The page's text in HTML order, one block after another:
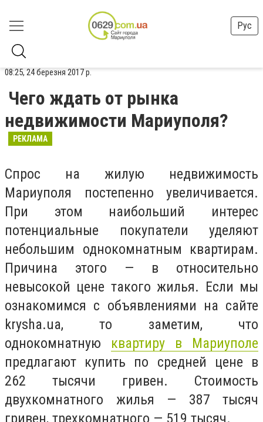
Рус
08:25, 24 березня 2017 р.
Чего ждать от рынка
недвижимости Мариуполя?
РЕКЛАМА
Спрос на жилую недвижимость
Мариуполя постепенно увеличивается.
При этом наибольший интерес
потенциальные покупатели уделяют
небольшим однокомнатным квартирам.
Причина этого — в относительно
невысокой цене такого жилья. Если мы
ознакомимся с объявлениями на сайте
krysha.ua, то заметим, что
однокомнатную квартиру в Мариуполе
предлагают купить по средней цене в
262 тысячи гривен. Стоимость
двухкомнатного жилья — 387 тысяч
гривен, трехкомнатного — 519 тысяч.